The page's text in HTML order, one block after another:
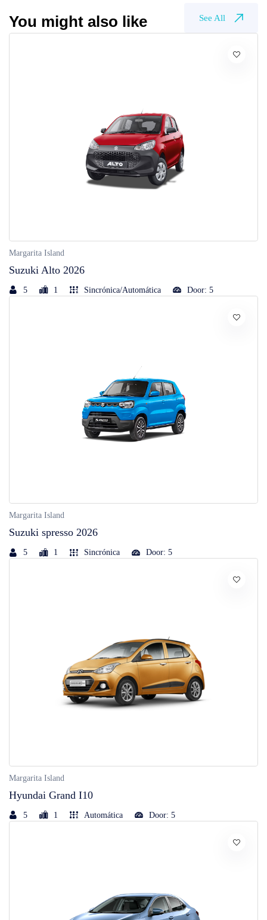
You might also like See All
Margarita Island
Suzuki Alto 2026
5 1 Sincrónica/Automática Door: 5
Margarita Island
Suzuki spresso 2026
5 1 Sincrónica Door: 5
Margarita Island
Hyundai Grand I10
5 1 Automática Door: 5